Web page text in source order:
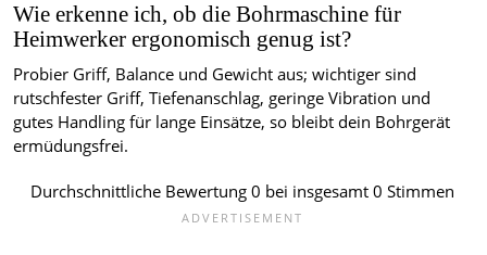
Wie erkenne ich, ob die Bohrmaschine für
Heimwerker ergonomisch genug ist?
Probier Griff, Balance und Gewicht aus; wichtiger sind
rutschfester Griff, Tiefenanschlag, geringe Vibration und
gutes Handling für lange Einsätze, so bleibt dein Bohrgerät
ermüdungsfrei.
Durchschnittliche Bewertung0 bei insgesamt0 Stimmen